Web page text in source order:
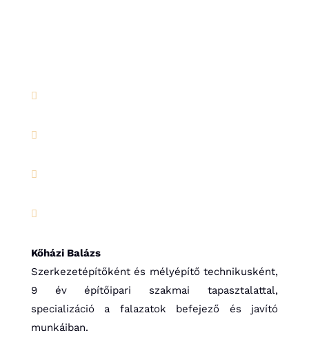




Kőházi Balázs
Szerkezetépítőként és mélyépítő technikusként,
9 év építőipari szakmai tapasztalattal,
specializáció a falazatok befejező és javító
munkáiban.